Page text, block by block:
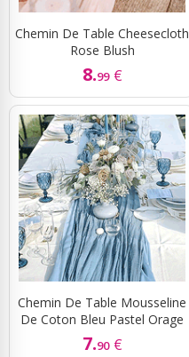
Chemin De Table Cheesecloth
Rose Blush
8.99 €
Chemin De Table Mousseline
De Coton Bleu Pastel Orage
7.90 €